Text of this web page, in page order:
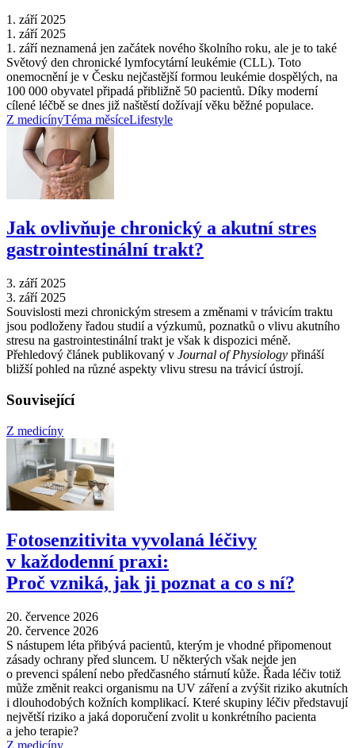
1. září 2025
1. září 2025
1. září neznamená jen začátek nového školního roku, ale je to také
Světový den chronické lymfocytární leukémie (CLL). Toto
onemocnění je v Česku nejčastější formou leukémie dospělých, na
100 000 obyvatel připadá přibližně 50 pacientů. Díky moderní
cílené léčbě se dnes již naštěstí dožívají věku běžné populace.
Z medicínyTéma měsíceLifestyle
Jak ovlivňuje chronický a akutní stres
gastrointestinální trakt?
3. září 2025
3. září 2025
Souvislosti mezi chronickým stresem a změnami v trávicím traktu
jsou podloženy řadou studií a výzkumů, poznatků o vlivu akutního
stresu na gastrointestinální trakt je však k dispozici méně.
Přehledový článek publikovaný v Journal of Physiology přináší
bližší pohled na různé aspekty vlivu stresu na trávicí ústrojí.
Související
Z medicíny
Fotosenzitivita vyvolaná léčivy
v každodenní praxi:
Proč vzniká, jak ji poznat a co s ní?
20. července 2026
20. července 2026
S nástupem léta přibývá pacientů, kterým je vhodné připomenout
zásady ochrany před sluncem. U některých však nejde jen
o prevenci spálení nebo předčasného stárnutí kůže. Řada léčiv totiž
může změnit reakci organismu na UV záření a zvýšit riziko akutních
i dlouhodobých kožních komplikací. Které skupiny léčiv představují
největší riziko a jaká doporučení zvolit u konkrétního pacienta
a jeho terapie?
Z medicíny